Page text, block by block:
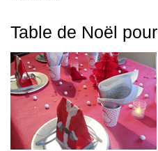
Table de Noël